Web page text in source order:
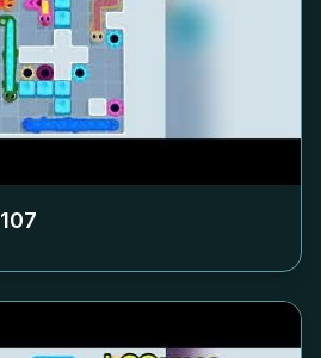
107